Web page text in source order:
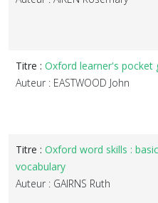
Titre : Oxford learner's pocket
Auteur : EASTWOOD John
Titre : Oxford word skills :
vocabulary
Auteur : GAIRNS Ruth